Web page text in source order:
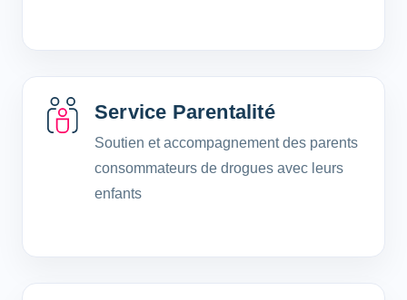
Service Parentalité
Soutien et accompagnement des parents
consommateurs de drogues avec leurs
enfants